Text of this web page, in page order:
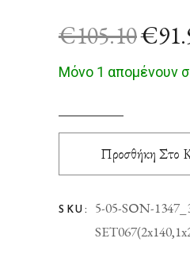
€105.10€
Μόνο 1 απομένουν
Προσθήκη Στο
SKU:
5-05-SΟΝ-